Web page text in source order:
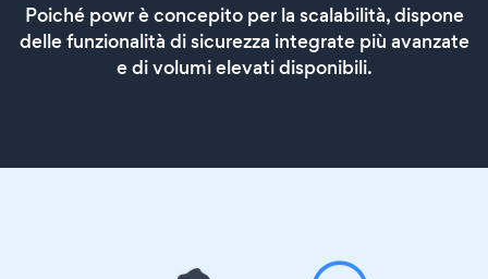
Poiché powr è concepito per la scalabilità, dispone
delle funzionalità di sicurezza integrate più avanzate
e di volumi elevati disponibili.